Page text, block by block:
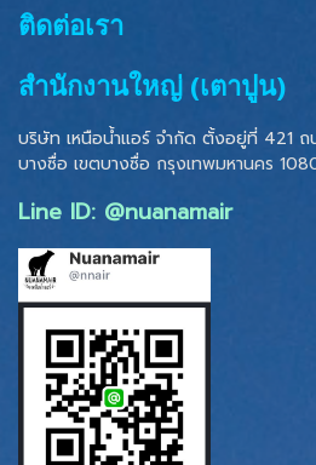
ติดต่อเรา
สำนักงานใหญ่ (เตาปูน)
บริษัท เหนือน้ำแอร์ จำกัด ตั้งอยู่ที่ 421
บางซื่อ เขตบางซื่อ กรุงเทพมหานคร
Line ID: @nuanamair